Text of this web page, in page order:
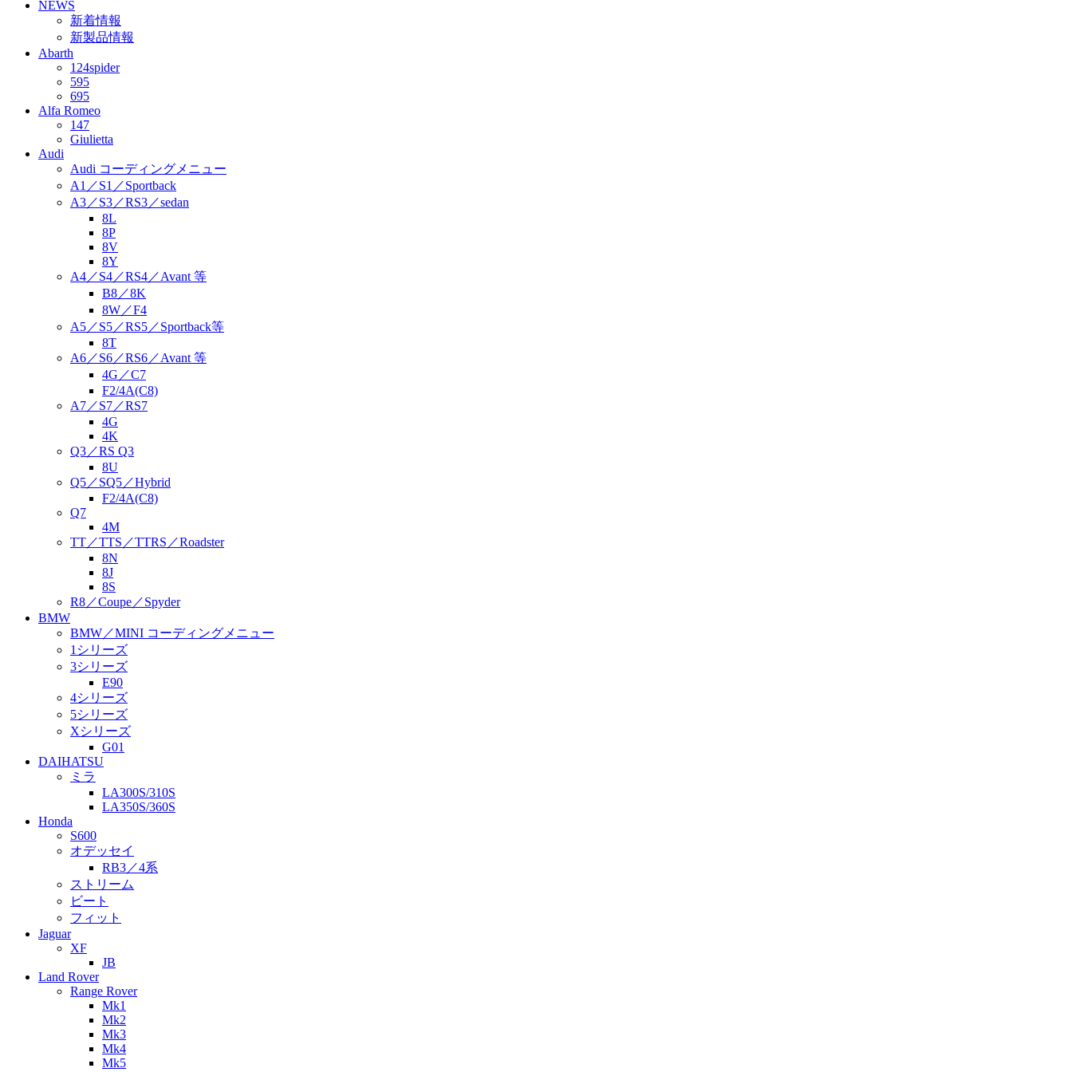
NEWS
新着情報
新製品情報
Abarth
124spider
595
695
Alfa Romeo
147
Giulietta
Audi
Audi コーディングメニュー
A1／S1／Sportback
A3／S3／RS3／sedan
8L
8P
8V
8Y
A4／S4／RS4／Avant 等
B8／8K
8W／F4
A5／S5／RS5／Sportback等
8T
A6／S6／RS6／Avant 等
4G／C7
F2/4A(C8)
A7／S7／RS7
4G
4K
Q3／RS Q3
8U
Q5／SQ5／Hybrid
F2/4A(C8)
Q7
4M
TT／TTS／TTRS／Roadster
8N
8J
8S
R8／Coupe／Spyder
BMW
BMW／MINI コーディングメニュー
1シリーズ
3シリーズ
E90
4シリーズ
5シリーズ
Xシリーズ
G01
DAIHATSU
ミラ
LA300S/310S
LA350S/360S
Honda
S600
オデッセイ
RB3／4系
ストリーム
ビート
フィット
Jaguar
XF
JB
Land Rover
Range Rover
Mk1
Mk2
Mk3
Mk4
Mk5